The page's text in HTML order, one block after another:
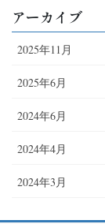
アーカイブ
2025年11月
2025年6月
2024年6月
2024年4月
2024年3月